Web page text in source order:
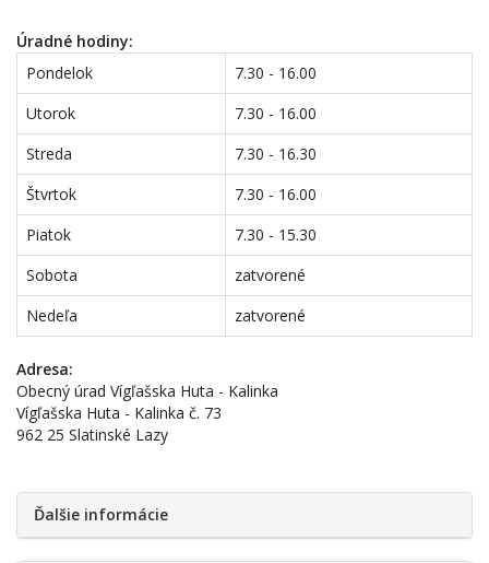
Úradné hodiny:
Pondelok
7.30 - 16.00
Utorok
7.30 - 16.00
Streda
7.30 - 16.30
Štvrtok
7.30 - 16.00
Piatok
7.30 - 15.30
Sobota
zatvorené
Nedeľa
zatvorené
Adresa:
Obecný úrad Vígľašska Huta - Kalinka
Vígľašska Huta - Kalinka č. 73
962 25 Slatinské Lazy
Ďalšie informácie